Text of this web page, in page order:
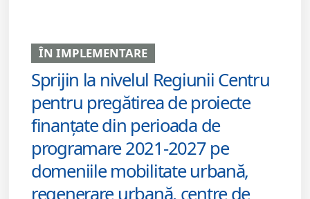
ÎN IMPLEMENTARE
Sprijin la nivelul Regiunii Centru
pentru pregătirea de proiecte
finanțate din perioada de
programare 2021-2027 pe
domeniile mobilitate urbană,
regenerare urbană, centre de